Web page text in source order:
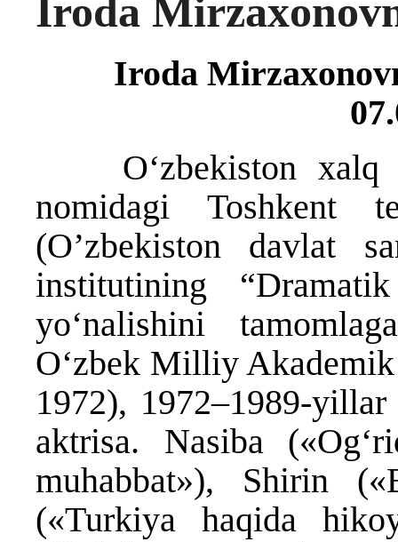
Iroda
Iroda
Oʻzbekiston xalq
nomidagi Toshkent
(O’zbekiston davlat
institutining
yo‘nalishini
O‘zbek Milliy
1972), 1972–1989-
aktrisa. Nasiba
muhabbat»), Shirin
(«Turkiya haqida